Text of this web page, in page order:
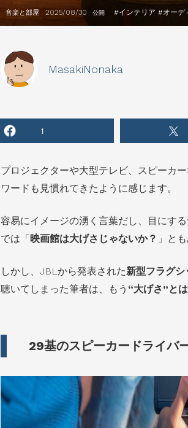
音楽と部屋 2025/08/30 公開 #インテリア #オーデ
MasakiNonaka
1
プロジェクターや大型テレビ、スピーカ
ワードも見慣れてきたように感じます。
容易にイメージの湧く言葉だし、目にす
では「映画館は大げさじゃないか？ 」と
しかし、JBLから発表された新型フラグ
聴いてしまった筆者は、もう “大げさ”と
29基のスピーカードライバ